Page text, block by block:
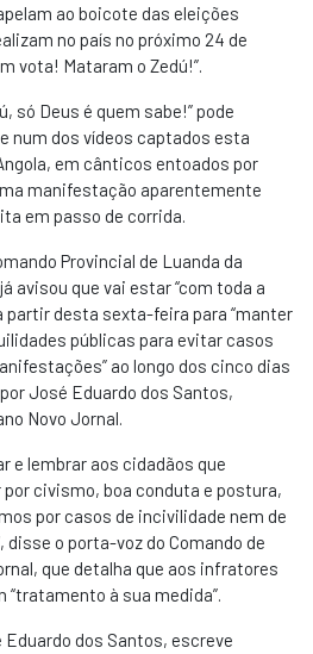
ao boicote das eleições
no país no próximo 24 de
vota! Mataram o Zedú!”.
só Deus é quem sabe!” pode
num dos vídeos captados esta
em cânticos entoados por
manifestação aparentemente
em passo de corrida.
Provincial de Luanda da
avisou que vai estar “com toda a
partir desta sexta-feira para “manter
públicas para evitar casos
ao longo dos cinco dias
José Eduardo dos Santos,
Novo Jornal.
e lembrar aos cidadãos que
civismo, boa conduta e postura,
por casos de incivilidade nem de
disse o porta-voz do Comando de
que detalha que aos infratores
“tratamento à sua medida”.
dos Santos, escreve